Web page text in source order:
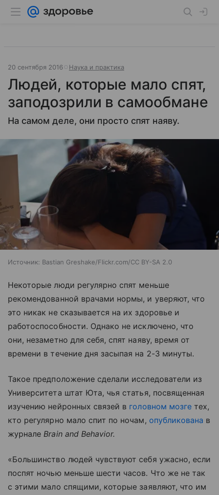
20 сентября 2016 Наука и практика
Людей, которые мало спят,
заподозрили в самообмане
На самом деле, они просто спят наяву.
Источник: Bastian Greshake/Flickr.com/CC BY-SA 2.0
Некоторые люди регулярно спят меньше
рекомендованной врачами нормы, и уверяют, что
это никак не сказывается на их здоровье и
работоспособности. Однако не исключено, что
они, незаметно для себя, спят наяву, время от
времени в течение дня засыпая на 2-3 минуты.
Такое предположение сделали исследователи из
Университета штат Юта, чья статья, посвященная
изучению нейронных связей в головном мозге тех,
кто регулярно мало спит по ночам, опубликована в
журналеBrain and Behavior.
«Большинство людей чувствуют себя ужасно, если
поспят ночью меньше шести часов. Что же не так
с этими мало спящими, которые заявляют, что им